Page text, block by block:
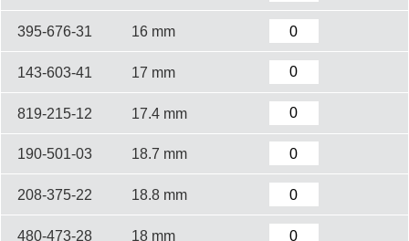
395-676-31 16 mm
143-603-41 17 mm
819-215-12 17.4 mm
190-501-03 18.7 mm
208-375-22 18.8 mm
480-473-28 18 mm